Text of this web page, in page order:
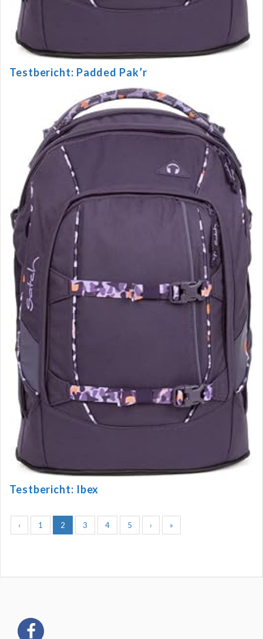
Testbericht: Padded Pak’r
Testbericht: Ibex
‹ 1 2 3 4 5 › »